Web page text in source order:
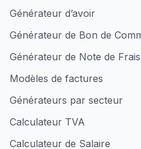
Générateur d’avoir
Générateur de Bon de
Générateur de Note de Frais
Modèles de factures
Générateurs par secteur
Calculateur TVA
Calculateur de Salaire